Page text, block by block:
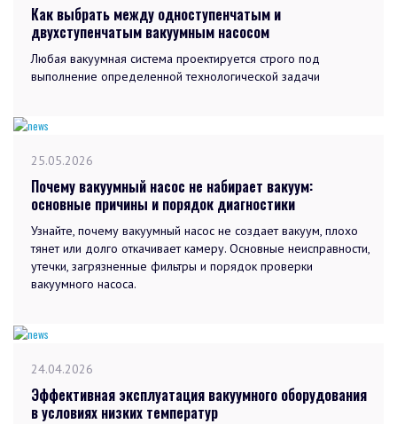
Как выбрать между одноступенчатым и
двухступенчатым вакуумным насосом
Любая вакуумная система проектируется строго под
выполнение определенной технологической задачи
25.05.2026
Почему вакуумный насос не набирает вакуум:
основные причины и порядок диагностики
Узнайте, почему вакуумный насос не создает вакуум, плохо
тянет или долго откачивает камеру. Основные неисправности,
утечки, загрязненные фильтры и порядок проверки
вакуумного насоса.
24.04.2026
Эффективная эксплуатация вакуумного оборудования
в условиях низких температур